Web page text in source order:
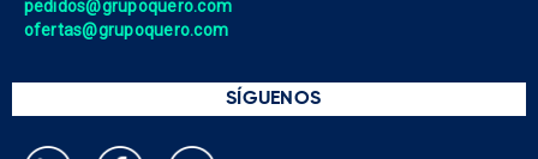
pedidos@grupoquero.com
ofertas@grupoquero.com
SÍGUENOS